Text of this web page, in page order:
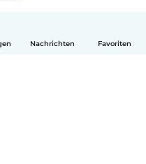
Nachrichten Favoriten